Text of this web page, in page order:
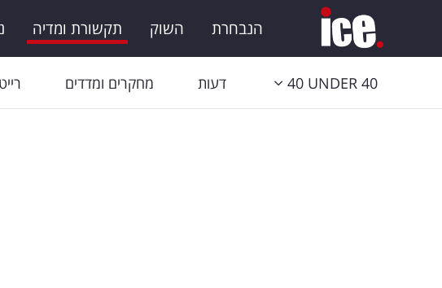
הנבחרת השוק תקשורת ומדיה
40 UNDER 40 דעות מחקרים ומדדים